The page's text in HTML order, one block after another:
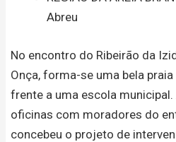
Abreu
No encontro do Ribeirão da
Onça, forma-se uma bela
frente a uma escola
oficinas com moradores do
concebeu o projeto de